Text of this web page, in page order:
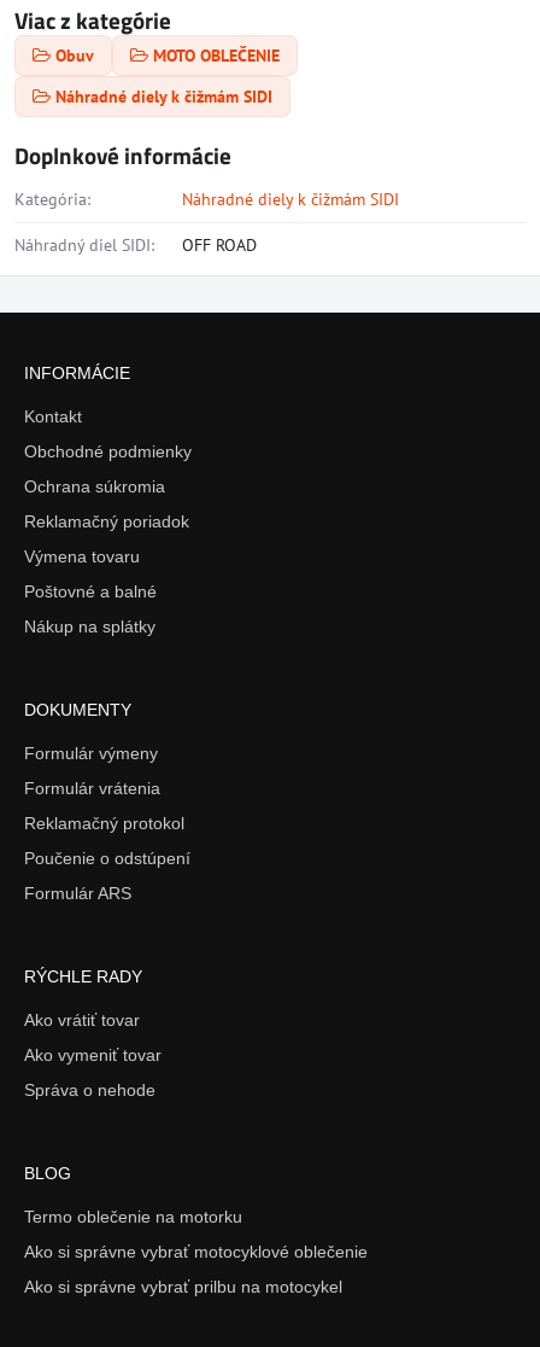
Viac z kategórie
Obuv
MOTO OBLEČENIE
Náhradné diely k čižmám SIDI
Doplnkové informácie
Kategória: Náhradné diely k čižmám SIDI
Náhradný diel SIDI: OFF ROAD
INFORMÁCIE
Kontakt
Obchodné podmienky
Ochrana súkromia
Reklamačný poriadok
Výmena tovaru
Poštovné a balné
Nákup na splátky
DOKUMENTY
Formulár výmeny
Formulár vrátenia
Reklamačný protokol
Poučenie o odstúpení
Formulár ARS
RÝCHLE RADY
Ako vrátiť tovar
Ako vymeniť tovar
Správa o nehode
BLOG
Termo oblečenie na motorku
Ako si správne vybrať motocyklové oblečenie
Ako si správne vybrať prilbu na motocykel